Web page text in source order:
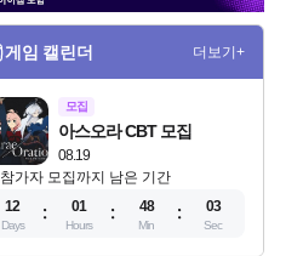
게임 캘린더 더보기+
모집
08.19
아스오라 CBT 모집
참가자 모집까지 남은 기간
12
Days
01
Hours
48
Min
02
Sec